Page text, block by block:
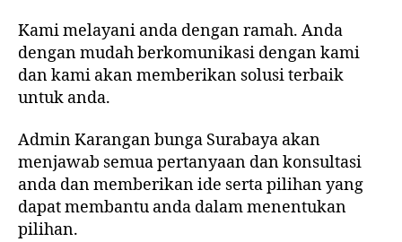
Kami melayani anda dengan ramah. Anda
dengan mudah berkomunikasi dengan kami
dan kami akan memberikan solusi terbaik
untuk anda.
Admin Karangan bunga Surabaya akan
menjawab semua pertanyaan dan konsultasi
anda dan memberikan ide serta pilihan yang
dapat membantu anda dalam menentukan
pilihan.